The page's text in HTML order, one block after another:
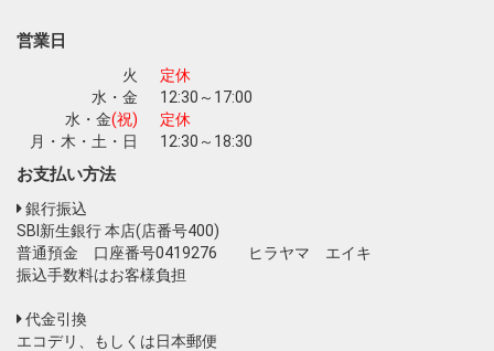
営業日
火
定休
水・金
12:30～17:00
水・金(祝)
定休
月・木・土・日
12:30～18:30
お支払い方法
銀行振込
SBI新生銀行 本店(店番号400)
普通預金 口座番号0419276 ヒラヤマ エイキ
振込手数料はお客様負担
代金引換
エコデリ、もしくは日本郵便